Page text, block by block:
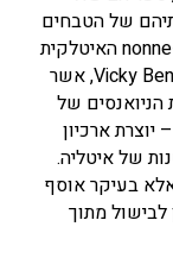
של הטבחים
הביתיים הטובים ביותר באיטליה ומציב את ה-nonne האיטלקית
בראש הרשימה. על היוזמה הזו חתומה Vicky Bennison, אשר
של
ארכיון
של איטליה.
בעיקר אוסף
מתוך